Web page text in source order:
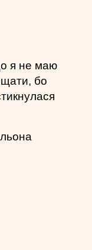
я не маю
бо